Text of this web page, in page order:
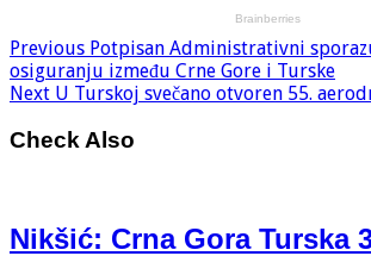
Previous Potpisan Administrativni
osiguranju između Crne Gore i Turske
Next U Turskoj svečano otvoren 55.
Check Also
Nikšić: Crna Gora Turska